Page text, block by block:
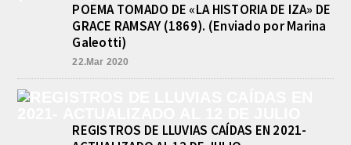
El equipo de Cadetes de Básquet de
Athletic, se metió entre los mejores 4
de la FEBAMBA y disputa el...
POEMA TOMADO DE «LA HISTORIA DE IZA» DE
GRACE RAMSAY (1869). (Enviado por Marina
Galeotti)
22.Mar 2020
REGISTROS DE LLUVIAS CAÍDAS EN 2021-